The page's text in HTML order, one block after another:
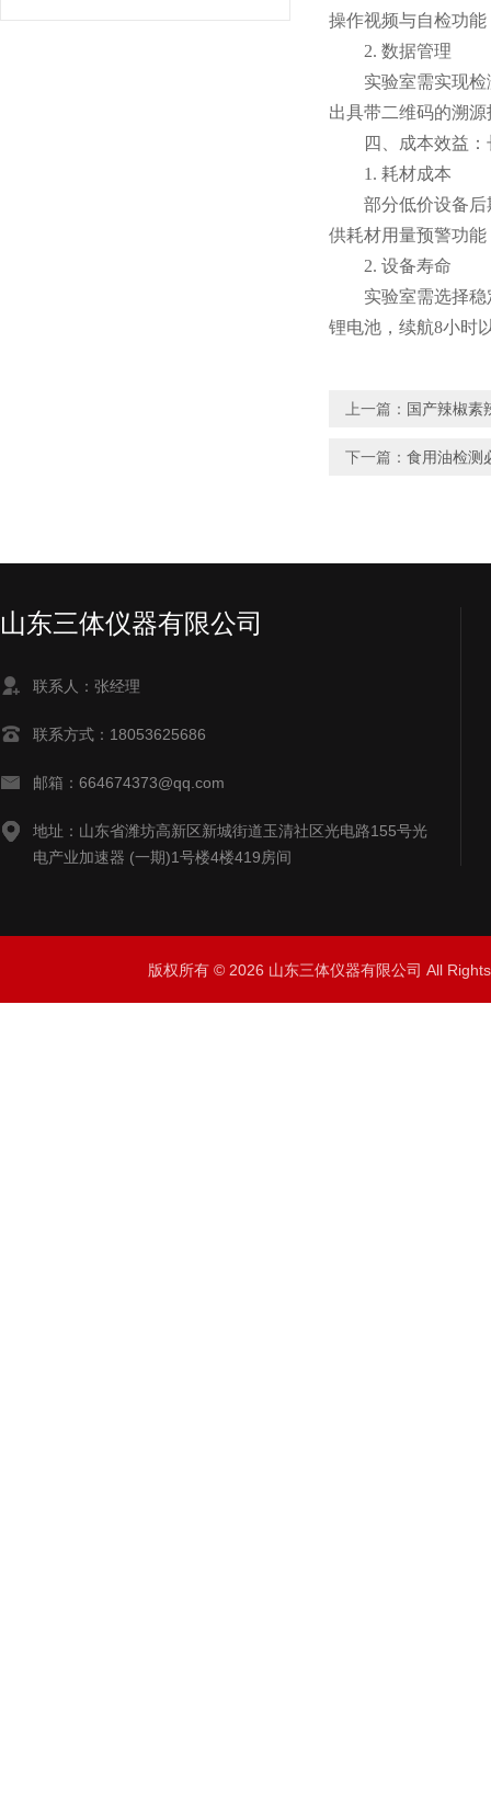
操作视频与自检功
2. 数据管理
实验室需实现检测
出具带二维码的溯
四、成本效益：
1. 耗材成本
部分低价设备后期
供耗材用量预警功
2. 设备寿命
实验室需选择稳定
锂电池，续航8小时
上一篇： 国产辣椒素
下一篇： 食用油检测
山东三体仪器有限公司
联系人：张经理
联系方式：18053625686
邮箱：664674373@qq.com
地址：山东省潍坊高新区新城街道玉清社区光电路155号光
电产业加速器 (一期)1号楼4楼419房间
版权所有 © 2026 山东三体仪器有限公司 All